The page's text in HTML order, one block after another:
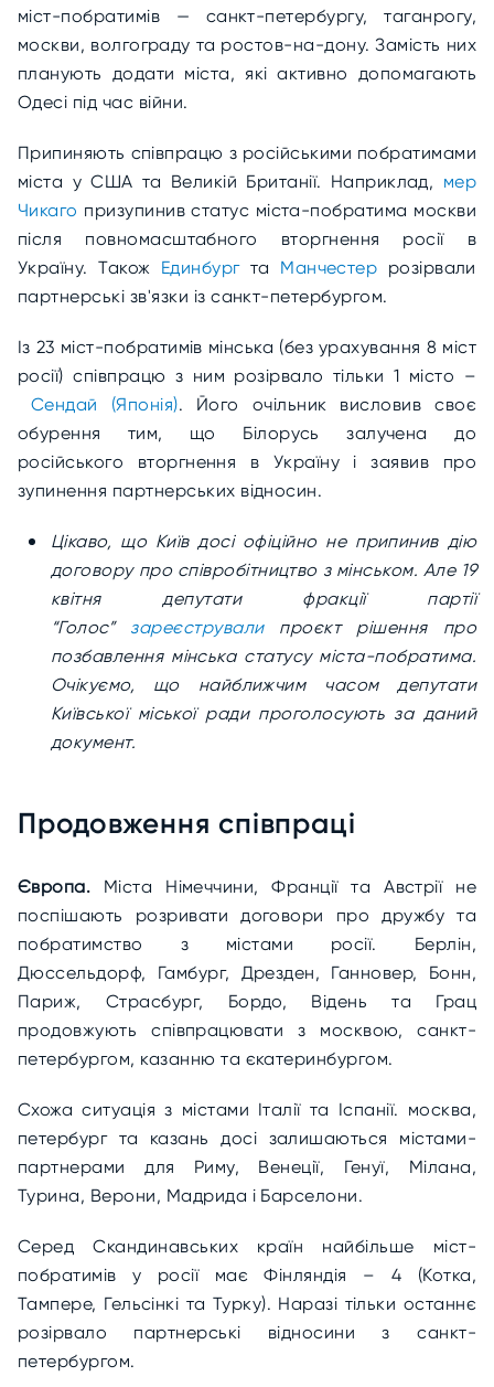
міст-побратимів — санкт-петербургу, таганрогу,
москви, волгограду та ростов-на-дону. Замість них
планують додати міста, які активно допомагають
Одесі під час війни.
Припиняють співпрацю з російськими побратимами
міста у США та Великій Британії. Наприклад, мер
Чикаго призупинив статус міста-побратима москви
після повномасштабного вторгнення росії в
Україну. Також Единбург та Манчестер розірвали
партнерські зв'язки із санкт-петербургом.
Із 23 міст-побратимів мінська (без урахування 8 міст
росії) співпрацю з ним розірвало тільки 1 місто –
Сендай (Японія). Його очільник висловив своє
обурення тим, що Білорусь залучена до
російського вторгнення в Україну і заявив про
зупинення партнерських відносин.
Цікаво, що Київ досі офіційно не припинив дію
договору про співробітництво з мінськом. Але 19
квітня депутати фракції партії
“Голос” зареєструвалипроєкт рішення про
позбавлення мінська статусу міста-побратима.
Очікуємо, що найближчим часом депутати
Київської міської ради проголосують за даний
документ.
Продовження співпраці
Європа. Міста Німеччини, Франції та Австрії не
поспішають розривати договори про дружбу та
побратимство з містами росії. Берлін,
Дюссельдорф, Гамбург, Дрезден, Ганновер, Бонн,
Париж, Страсбург, Бордо, Відень та Грац
продовжують співпрацювати з москвою, санкт-
петербургом, казанню та єкатеринбургом.
Схожа ситуація з містами Італії та Іспанії. москва,
петербург та казань досі залишаються містами-
партнерами для Риму, Венеції, Генуї, Мілана,
Турина, Верони, Мадрида і Барселони.
Серед Скандинавських країн найбільше міст-
побратимів у росії має Фінляндія – 4 (Котка,
Тампере, Гельсінкі та Турку). Наразі тільки останнє
розірвало партнерські відносини з санкт-
петербургом.